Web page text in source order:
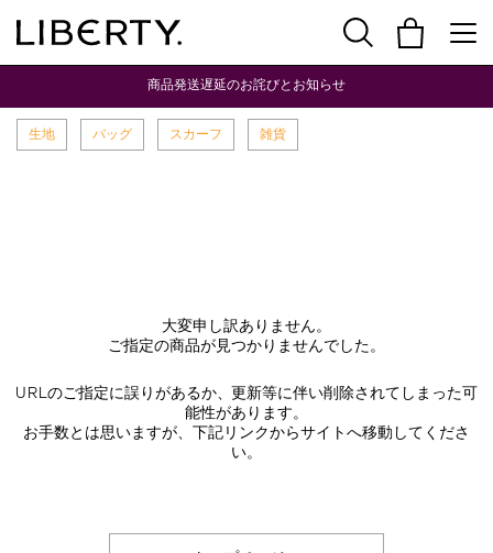
商品発送遅延のお詫びとお知らせ
生地 バッグ スカーフ 雑貨
大変申し訳ありません。
ご指定の商品が見つかりませんでした。
URLのご指定に誤りがあるか、更新等に伴い削除されてしまった可
能性があります。
お手数とは思いますが、下記リンクからサイトへ移動してくださ
い。